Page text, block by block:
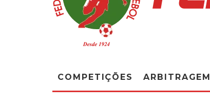
COMPETIÇÕES ARBITRAGEM